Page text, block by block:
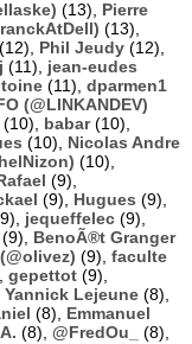
(13), Pierre
(13),
Phil Jeudy (12),
(11), jean-eudes
(11), dparmen1
(@LINKANDEV)
(10), babar(10),
(10), Nicolas Andre
(10),
(9),
(9), Hugues (9),
jequeffelec (9),
(9), BenoÃ®t Granger
(9), faculte
gepettot (9),
Yannick Lejeune (8),
(8), Emmanuel
(8), @FredOu_
(8),